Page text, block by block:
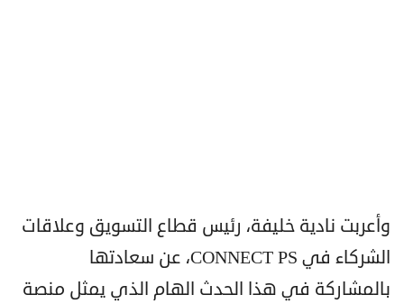
وأعربت نادية خليفة، رئيس قطاع التسويق وعلاقات
الشركاء في CONNECT PS، عن سعادتها
بالمشاركة في هذا الحدث الهام الذي يمثل منصة